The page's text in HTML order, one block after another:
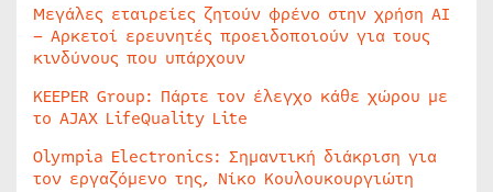
Μεγάλες εταιρείες ζητούν φρένο στην χρήση AI
– Αρκετοί ερευνητές προειδοποιούν για τους
κινδύνους που υπάρχουν
KEEPER Group: Πάρτε τον έλεγχο κάθε χώρου με
το AJAX LifeQuality Lite
Olympia Electronics: Σημαντική διάκριση για
τον εργαζόμενο της, Νίκο Κουλουκουργιώτη